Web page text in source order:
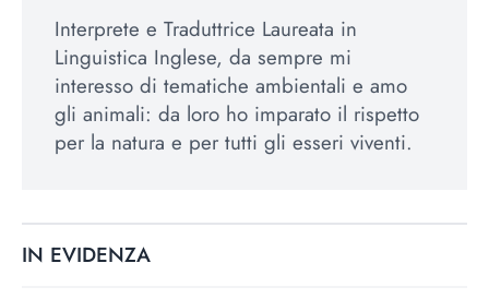
Interprete e Traduttrice Laureata in
Linguistica Inglese, da sempre mi
interesso di tematiche ambientali e amo
gli animali: da loro ho imparato il rispetto
per la natura e per tutti gli esseri viventi.
IN EVIDENZA